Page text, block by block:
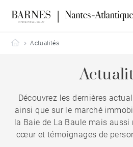
Barnes Nantes-Atlantique
Actualités
Découvrez les dernières
ainsi que sur le marché
la Baie de La Baule mais
cœur et témoignages de